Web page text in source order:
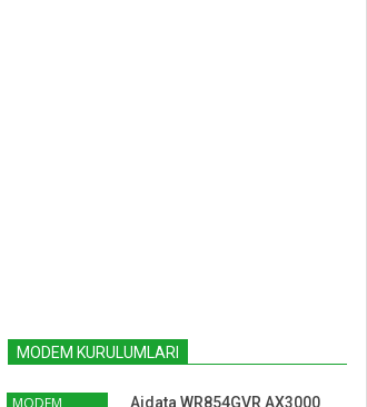
MODEM KURULUMLARI
MODEM Aidata WR854GVR AX3000